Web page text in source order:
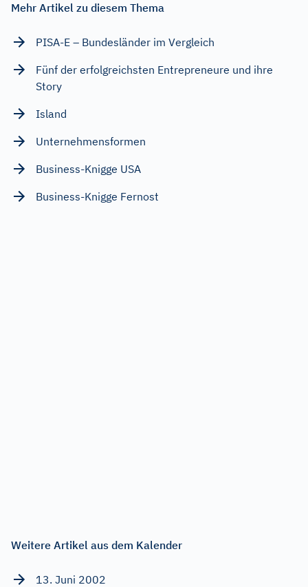
Ergebnis
Mehr Artikel zu diesem Thema
PISA-E – Bundesländer im Vergleich
Fünf der erfolgreichsten Entrepreneure und ihre
Story
Island
Unternehmensformen
Business-Knigge USA
Business-Knigge Fernost
Weitere Artikel aus dem Kalender
13. Juni 2002